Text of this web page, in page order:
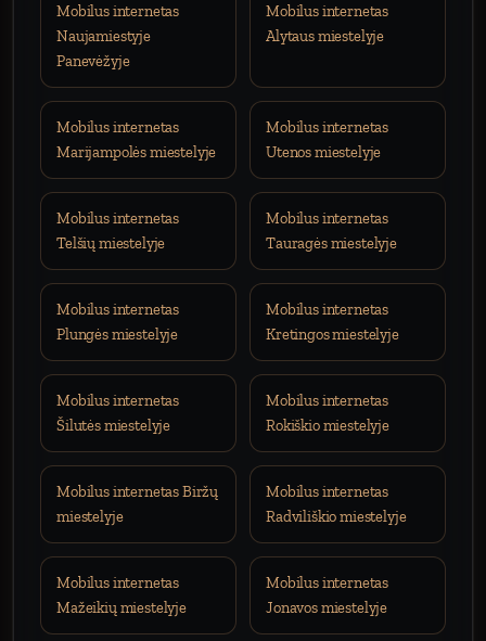
Mobilus internetas
Naujamiestyje
Panevėžyje
Mobilus internetas
Alytaus miestelyje
Mobilus internetas
Marijampolės miestelyje
Mobilus internetas
Utenos miestelyje
Mobilus internetas
Telšių miestelyje
Mobilus internetas
Tauragės miestelyje
Mobilus internetas
Plungės miestelyje
Mobilus internetas
Kretingos miestelyje
Mobilus internetas
Šilutės miestelyje
Mobilus internetas
Rokiškio miestelyje
Mobilus internetas Biržų
miestelyje
Mobilus internetas
Radviliškio miestelyje
Mobilus internetas
Mažeikių miestelyje
Mobilus internetas
Jonavos miestelyje